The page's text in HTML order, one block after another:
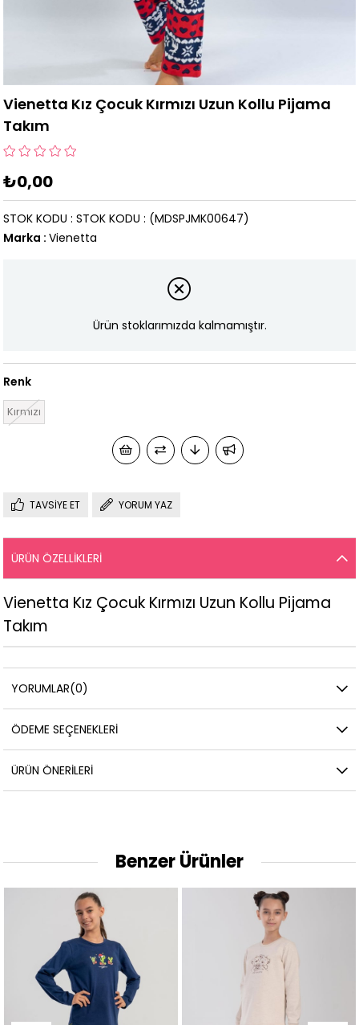
Vienetta Kız Çocuk Kırmızı Uzun Kollu Pijama
Takım
₺0,00
(MDSPJMK00647)
STOK KODU
STOK KODU
Marka : Vienetta
Ürün stoklarımızda kalmamıştır.
Renk
Kırmızı
TAVSIYE ET YORUM YAZ
ÜRÜN ÖZELLIKLERI
Vienetta Kız Çocuk Kırmızı Uzun Kollu Pijama
Takım
YORUMLAR(0)
ÖDEME SEÇENEKLERI
ÜRÜN ÖNERILERI
Benzer Ürünler